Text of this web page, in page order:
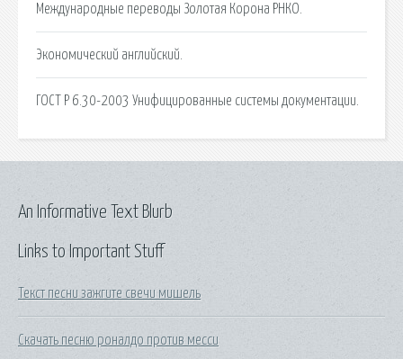
Международные переводы Золотая Корона РНКО.
Экономический английский.
ГОСТ Р 6.30-2003 Унифицированные системы документации.
Links to Important Stuff
Текст песни зажгите свечи мишель
Скачать песню роналдо против месси
An Informative Text Blurb